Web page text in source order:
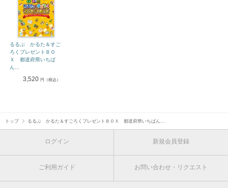
るるぶ かるた＆すご
ろくプレゼントＢＯ
Ｘ 都道府県いちば
ん...
3,520円（税込）
トップ るるぶ かるた＆すごろくプレゼントＢＯＸ 都道府県いちばん...
ログイン 新規会員登録
ご利用ガイド お問い合わせ・リクエスト